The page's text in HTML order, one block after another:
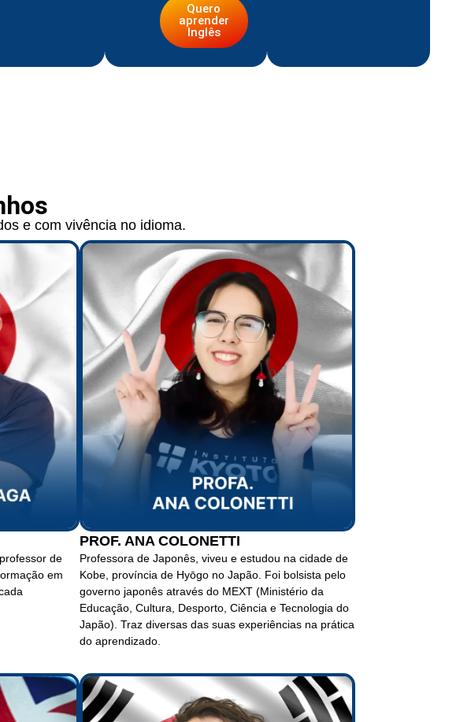
Quero
aprender
Inglês
e com vivência no idioma.
de
em
PROF. ANA COLONETTI
Professora de Japonês, viveu e estudou na cidade de
Kobe, província de Hyōgo no Japão. Foi bolsista pelo
governo japonês através do MEXT (Ministério da
Educação, Cultura, Desporto, Ciência e Tecnologia do
Japão). Traz diversas das suas experiências na prática
do aprendizado.